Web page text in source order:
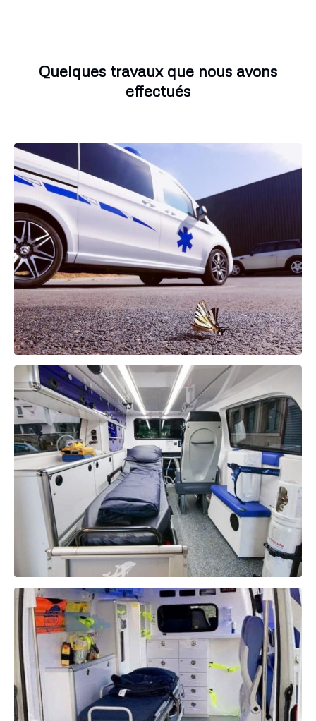
Quelques travaux que nous avons
effectués